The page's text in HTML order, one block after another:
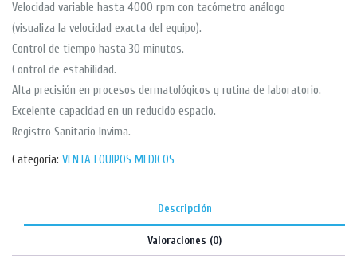
Velocidad variable hasta 4000 rpm con tacómetro análogo
(visualiza la velocidad exacta del equipo).
Control de tiempo hasta 30 minutos.
Control de estabilidad.
Alta precisión en procesos dermatológicos y rutina de laboratorio.
Excelente capacidad en un reducido espacio.
Registro Sanitario Invima.
Categoría: VENTA EQUIPOS MEDICOS
Descripción
Valoraciones (0)